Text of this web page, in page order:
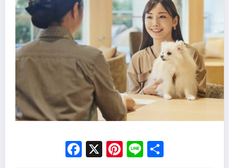
Facebook
X Pinterest
Line